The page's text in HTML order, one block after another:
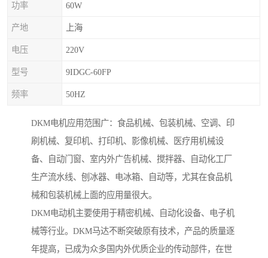
功率 60W
产地 上海
电压 220V
型号 9IDGC-60FP
频率 50HZ
DKM电机应用范围广：食品机械、包装机械、空调、印
刷机械、复印机、打印机、影像机械、医疗用机械设
备、自动门窗、室内外广告机械、搅拌器、自动化工厂
生产流水线、刨冰器、电冰箱、自动等，尤其在食品机
械和包装机械上面的应用量很大。
DKM电动机主要使用于精密机械、自动化设备、电子机
械等行业。DKM马达不断突破原有技术，产品的质量逐
年提高，已成为众多国内外优质企业的传动部件，在世